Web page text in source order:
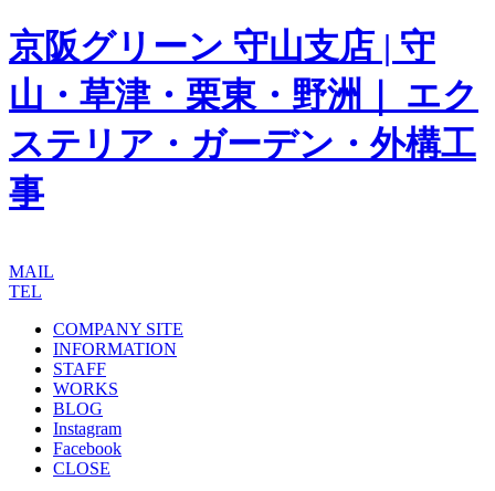
京阪グリーン 守山支店 | 守
山・草津・栗東・野洲｜ エク
ステリア・ガーデン・外構工
事
MAIL
TEL
COMPANY SITE
INFORMATION
STAFF
WORKS
BLOG
Instagram
Facebook
CLOSE